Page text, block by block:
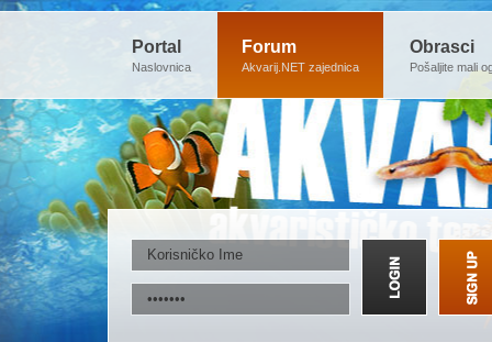
Portal
Naslovnica
Forum
Akvarij.NET zajednica
Obrasci
Pošaljite mali